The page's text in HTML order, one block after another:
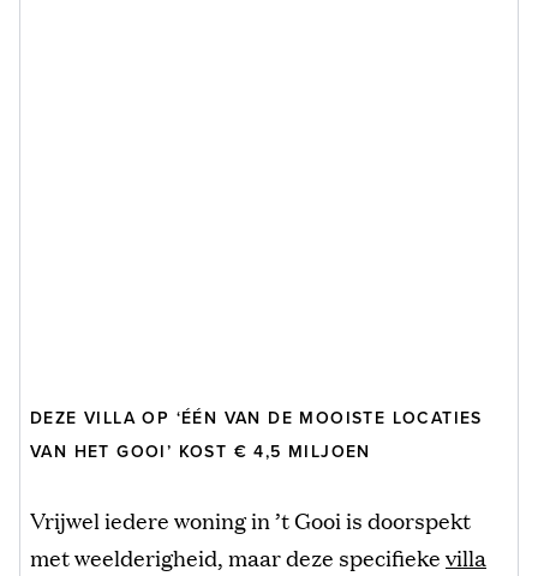
DEZE VILLA OP ‘ÉÉN VAN DE MOOISTE LOCATIES
VAN HET GOOI’ KOST € 4,5 MILJOEN
Vrijwel iedere woning in ’t Gooi is doorspekt
met weelderigheid, maar deze specifiekevilla